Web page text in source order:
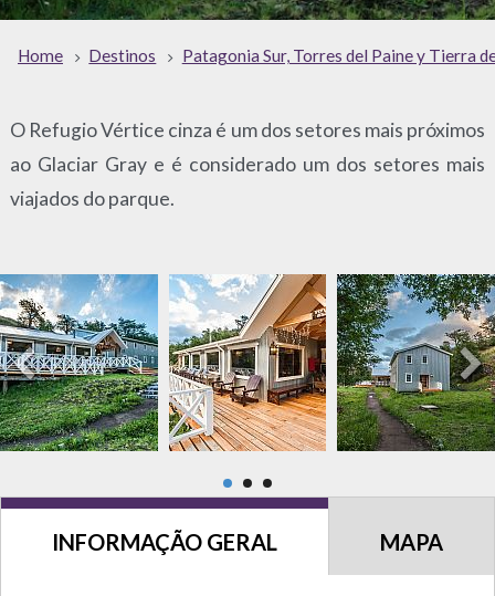
Home Destinos Patagonia Sur, Torres del Paine y Tierra
O Refugio Vértice cinza é um dos setores mais próximos
ao Glaciar Gray e é considerado um dos setores mais
viajados do parque.
INFORMAÇÃO GERAL MAPA